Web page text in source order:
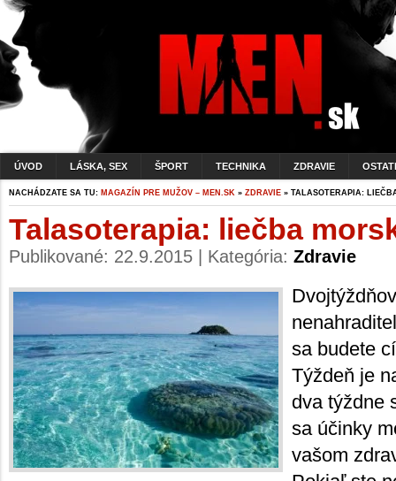
ÚVOD LÁSKA, SEX ŠPORT TECHNIKA ZDRAVIE
NACHÁDZATE SA TU: MAGAZÍN PRE MUŽOV – MEN.SK » ZDRAVIE » TALASOTERAPIA:
Talasoterapia: liečba
Publikované: 22.9.2015 | Kategória: Zdravie
sa budete
Týždeň je
dva týždne
sa účinky
vašom